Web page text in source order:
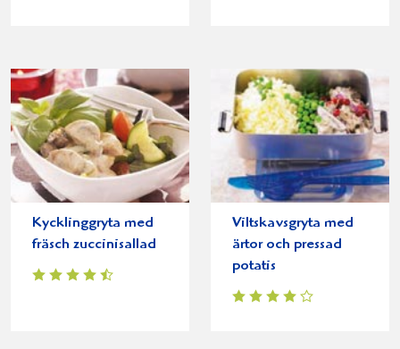
Kycklinggryta med
fräsch zuccinisallad
Viltskavsgryta med
ärtor och pressad
potatis